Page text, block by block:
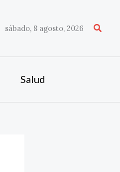
sábado, 8 agosto, 2026
Salud